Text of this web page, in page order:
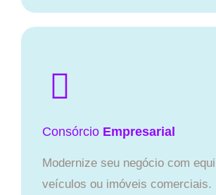
Consórcio Empresarial
Modernize seu negócio com
veículos ou imóveis comerciais.